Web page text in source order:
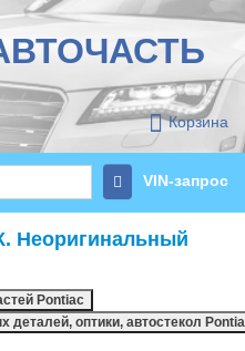
Корзина
VIN-запрос
Неоригинальный